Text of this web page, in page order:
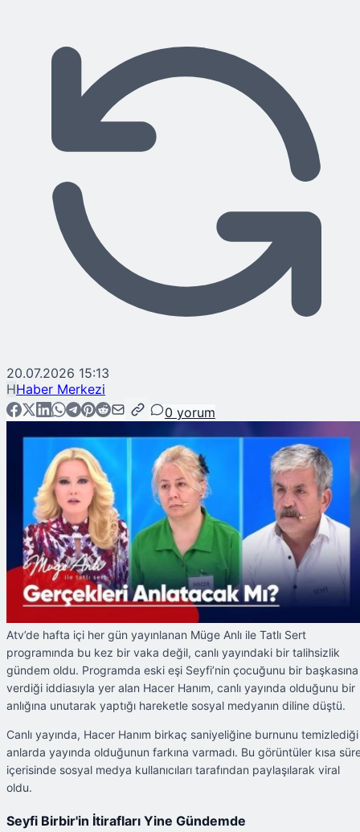
20.07.2026 15:13
HHaber Merkezi
0 yorum
Atv’de hafta içi her gün yayınlanan Müge Anlı ile Tatlı Sert
programında bu kez bir vaka değil, canlı yayındaki bir talihsizlik
gündem oldu. Programda eski eşi Seyfi’nin çocuğunu bir başkasına
verdiği iddiasıyla yer alan Hacer Hanım, canlı yayında olduğunu bir
anlığına unutarak yaptığı hareketle sosyal medyanın diline düştü.
Canlı yayında, Hacer Hanım birkaç saniyeliğine burnunu temizlediği
anlarda yayında olduğunun farkına varmadı. Bu görüntüler kısa
içerisinde sosyal medya kullanıcıları tarafından paylaşılarak viral
oldu.
Seyfi Birbir'in İtirafları Yine Gündemde